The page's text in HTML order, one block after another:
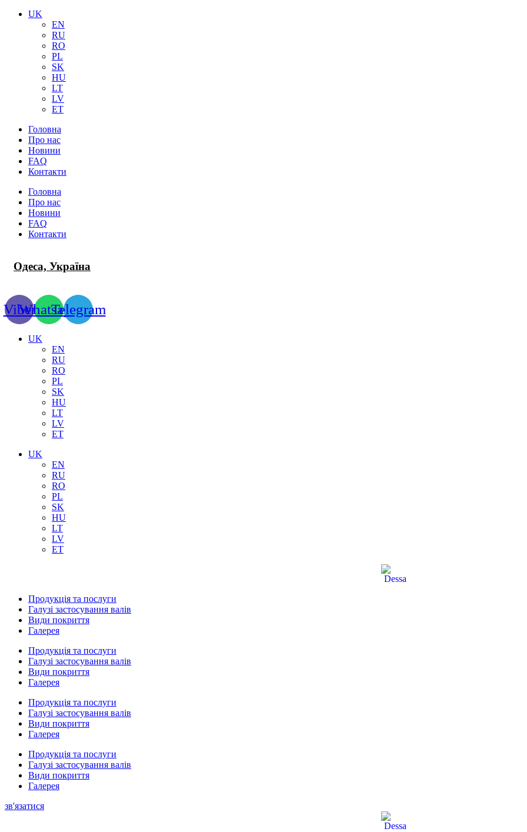
UK
EN
RU
RO
PL
SK
HU
LT
LV
ET
Головна
Про нас
Новини
FAQ
Контакти
Головна
Про нас
Новини
FAQ
Контакти
Одеса, Україна
ViberWhatsappTelegram
UK
EN
RU
RO
PL
SK
HU
LT
LV
ET
UK
EN
RU
RO
PL
SK
HU
LT
LV
ET
Продукція та послуги
Галузі застосування валів
Види покриття
Галерея
Продукція та послуги
Галузі застосування валів
Види покриття
Галерея
Продукція та послуги
Галузі застосування валів
Види покриття
Галерея
Продукція та послуги
Галузі застосування валів
Види покриття
Галерея
зв'язатися